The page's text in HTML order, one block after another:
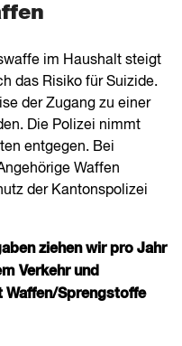
im Haushalt steigt
das Risiko für Suizide.
der Zugang zu einer
Die Polizei nimmt
entgegen. Bei
Waffen
der Kantonspolizei
ziehen wir pro Jahr
Verkehr und
Waffen/Sprengstoffe